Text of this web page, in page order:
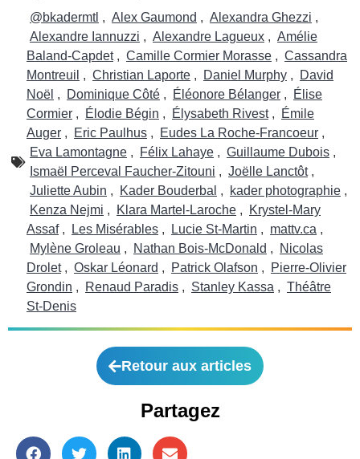
@bkadermtl , Alex Gaumond , Alexandra Ghezzi ,
Alexandre Iannuzzi , Alexandre Lagueux , Amélie
Baland-Capdet , Camille Cormier Morasse , Cassandra
Montreuil , Christian Laporte , Daniel Murphy ,
David
Noël , Dominique Côté , Éléonore Bélanger ,
Élise
Cormier , Élodie Bégin , Élysabeth Rivest ,
Émile
Auger , Eric Paulhus , Eudes La Roche-Francoeur ,
Eva Lamontagne , Félix Lahaye , Guillaume Dubois ,
Ismaël Perceval Faucher-Zitouni , Joëlle Lanctôt ,
Juliette Aubin , Kader Bouderbal , kader photographie ,
Kenza Nejmi , Klara Martel-Laroche ,
Krystel-Mary
Assaf , Les Misérables , Lucie St-Martin , mattv.ca ,
Mylène Groleau , Nathan Bois-McDonald ,
Nicolas
Drolet , Oskar Léonard , Patrick Olafson ,
Pierre-Olivier
Grondin , Renaud Paradis , Stanley Kassa , Théâtre
St-Denis
Retour aux articles
Partagez